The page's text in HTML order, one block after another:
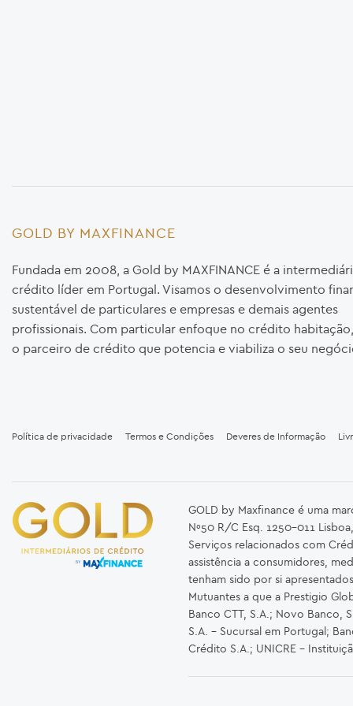
GOLD BY MAXFINANCE
Fundada em 2008, a Gold by MAXFINANCE é a
crédito líder em Portugal. Visamos o desenvolvimento
sustentável de particulares e empresas e demais agentes
profissionais. Com particular enfoque no crédito
o parceiro de crédito que potencia e viabiliza o seu
Política de privacidade Termos e Condições Deveres de Informação
GOLD by Maxfinance é uma
Nº50 R/C Esq. 1250-011
Serviços relacionados com
assistência a consumidores,
tenham sido por si
Mutuantes a que a Prestigio
Banco CTT, S.A.; Novo Banco,
S.A. – Sucursal em Portugal;
Crédito S.A.; UNICRE –